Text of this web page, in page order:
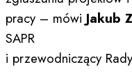
pracy – mówi Jakub
SAPR
i przewodniczący